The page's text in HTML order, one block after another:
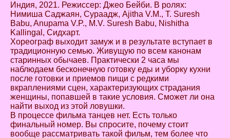
Индия, 2021. Режиссер: Джео Бейби. В ролях:
Нимиша Саджаян, Сураадж, Ajitha V.M., T. Suresh
Babu, Anupama V.P., M.V. Suresh Babu, Nishitha
Kallingal, Сидхарт.
Хореограф выходит замуж и в результате вступает в
традиционную семью. Живущую по всем канонам
старинных обычаев. Практически 2 часа мы
наблюдаем бесконечную готовку еды и уборку кухни
после готовки и приемов пищи с редкими
вкраплениями сцен, характеризующих страдания
женщины, попавшей в такие условия. Сможет ли она
найти выход из этой ловушки.
В процессе фильма танцев нет. Есть только
финальный номер. Вы спросите, почему стоит
вообще рассматривать такой фильм, тем более что